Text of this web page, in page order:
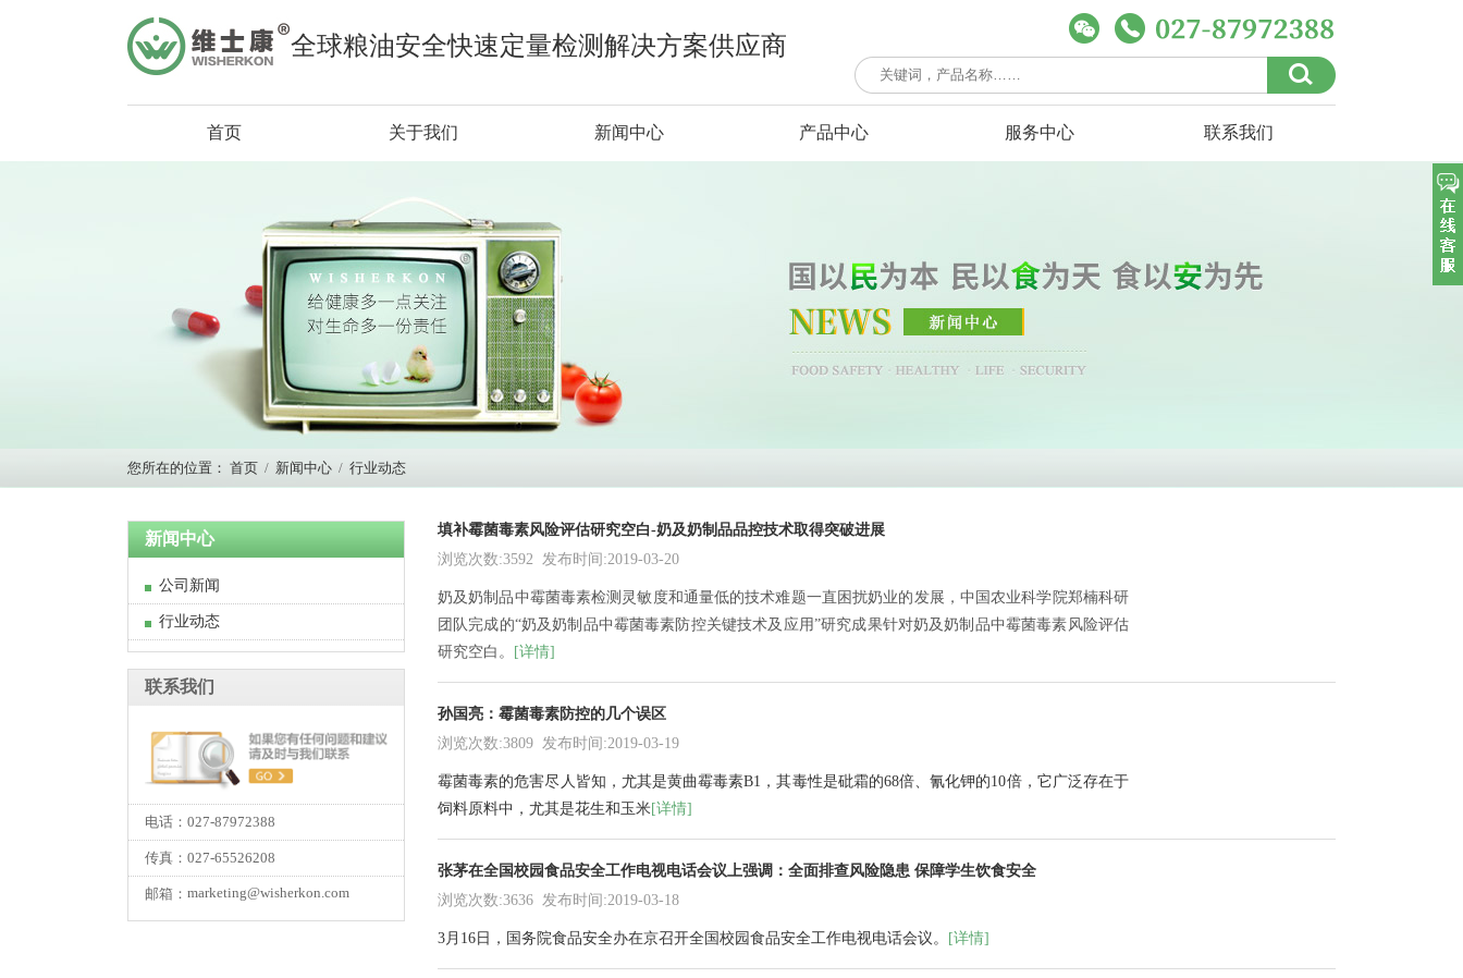
全球粮油安全快速定量检测解决方案供应商
首页 关于我们 新闻中心 产品中心 服务中心 联系我们
您所在的位置： 首页 / 新闻中心 / 行业动态
新闻中心
公司新闻
行业动态
联系我们
电话：027-87972388
传真：027-65526208
邮箱： marketing@wisherkon.com
填补霉菌毒素风险评估研究空白-奶及奶制品品控技术取得突破进展
浏览次数:3592 发布时间:2019-03-20
奶及奶制品中霉菌毒素检测灵敏度和通量低的技术难题一直困扰奶业的发展，中国农业科学院郑楠科研
团队完成的“奶及奶制品中霉菌毒素防控关键技术及应用”研究成果针对奶及奶制品中霉菌毒素风险评估
研究空白。
[详情]
孙国亮：霉菌毒素防控的几个误区
浏览次数:3809 发布时间:2019-03-19
霉菌毒素的危害尽人皆知，尤其是黄曲霉毒素B1，其毒性是砒霜的68倍、氰化钾的10倍，它广泛存在于
饲料原料中，尤其是花生和玉米[详情]
张茅在全国校园食品安全工作电视电话会议上强调：全面排查风险隐患 保障学生饮食安全
浏览次数:3636 发布时间:2019-03-18
3月16日，国务院食品安全办在京召开全国校园食品安全工作电视电话会议。 [详情]